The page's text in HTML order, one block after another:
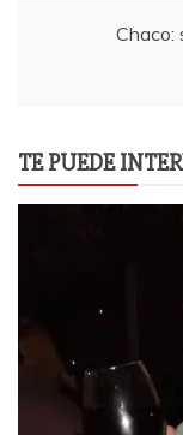
entradas
Chaco:
TE PUEDE